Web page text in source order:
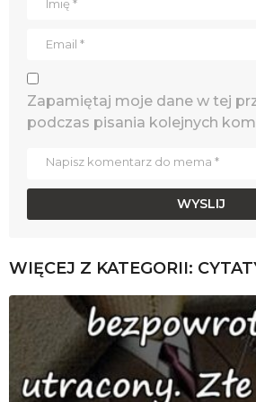
Zapamiętaj moje dane w tej
podczas pisania kolejnych
WIĘCEJ Z KATEGORII: